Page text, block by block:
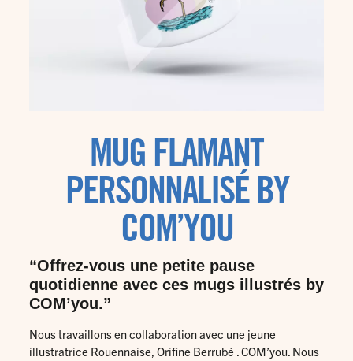
MUG FLAMANT
PERSONNALISÉ BY
COM’YOU
“Offrez-vous une petite pause
quotidienne avec ces mugs illustrés by
COM’you.”
Nous travaillons en collaboration avec une jeune
illustratrice Rouennaise, Orifine Berrubé . COM’you. Nous